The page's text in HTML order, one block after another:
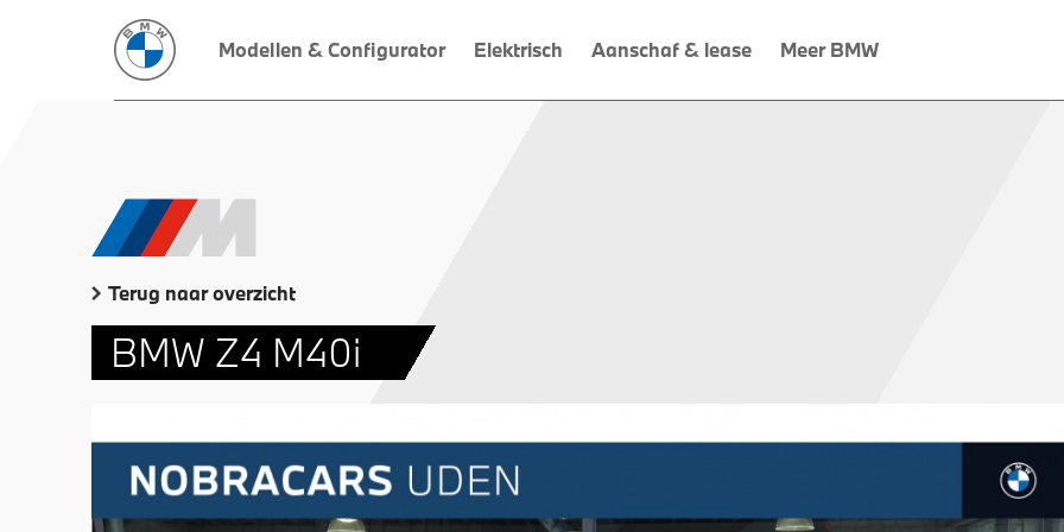
Modellen & Configurator Elektrisch Aanschaf & lease Meer BMW
Terug naar overzicht
BMW Z4 M40i